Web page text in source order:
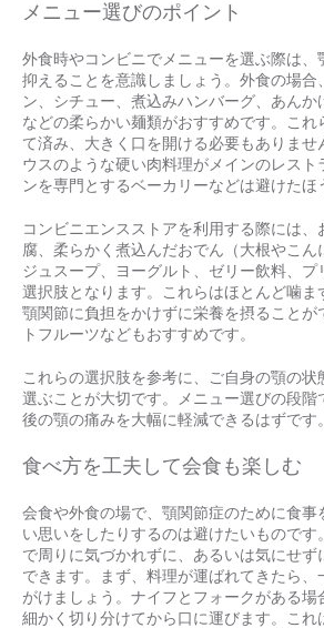
メニュー選びのポイント
外食時やコンビニでメニューを選ぶ際は、
抑えることを意識しましょう。外食の場合
ン、シチュー、煮込みハンバーグ、あん
などの柔らかい麺類がおすすめです。これ
て済み、大きく口を開ける必要もありませ
ウスのような硬い肉料理がメインのレスト
ンを専門とするベーカリーなどは避けたほ
コンビニエンスストアを利用する際には、
腐、柔らかく煮込んだおでん（大根やこん
ジュスープ、ヨーグルト、ゼリー飲料、プ
選択肢となります。これらはほとんど噛ま
顎関節に負担をかけずに栄養を摂ることが
トフルーツなどもおすすめです。
これらの選択肢を参考に、ご自身の顎の状
選ぶことが大切です。メニュー選びの段階
後の顎の痛みを大幅に軽減できるはずです。
食べ方を工夫して会食も楽しむ
会食や外食の場で、顎関節症のために食事
い思いをしたりするのは避けたいものです
で周りに気づかれずに、あるいは気にせず
できます。まず、料理が運ばれてきたら、
がけましょう。ナイフとフォークがある場
細かく切り分けてから口に運びます。これ